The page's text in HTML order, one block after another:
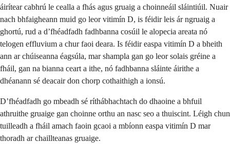
áirítear cabhrú le cealla a fhás agus gruaig a choinneáil sláintiúil. Nuair
nach bhfaigheann muid go leor vitimín D, is féidir leis ár ngruaig a
ghortú, rud a d’fhéadfadh fadhbanna cosúil le alopecia areata nó
telogen effluvium a chur faoi deara. Is féidir easpa vitimín D a bheith
ann ar chúiseanna éagsúla, mar shampla gan go leor solais gréine a
fháil, gan na bianna ceart a ithe, nó fadhbanna sláinte áirithe a
dhéanann sé deacair don chorp cothaithigh a ionsú.
D’fhéadfadh go mbeadh sé ríthábhachtach do dhaoine a bhfuil
athruithe gruaige gan choinne orthu an nasc seo a thuiscint. Léigh chun
tuilleadh a fháil amach faoin gcaoi a mbíonn easpa vitimín D mar
thoradh ar chaillteanas gruaige.